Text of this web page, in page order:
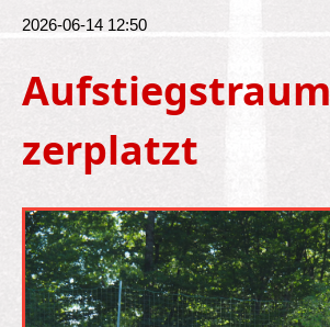
2026-06-14 12:50
Aufstiegstraum
zerplatzt